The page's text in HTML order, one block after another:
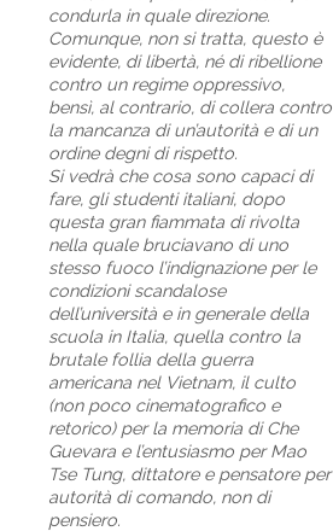
condurla in quale direzione.
Comunque, non si tratta, questo è
evidente, di libertà, né di ribellione
contro un regime oppressivo,
bensì, al contrario, di collera contro
la mancanza di un’autorità e di un
ordine degni di rispetto.
Si vedrà che cosa sono capaci di
fare, gli studenti italiani, dopo
questa gran fiammata di rivolta
nella quale bruciavano di uno
stesso fuoco l’indignazione per le
condizioni scandalose
dell’università e in generale della
scuola in Italia, quella contro la
brutale follia della guerra
americana nel Vietnam, il culto
(non poco cinematografico e
retorico) per la memoria di Che
Guevara e l’entusiasmo per Mao
Tse Tung, dittatore e pensatore per
autorità di comando, non di
pensiero.